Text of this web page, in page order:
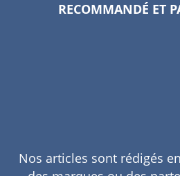
RECOMMANDÉ ET
Nos articles sont rédigés